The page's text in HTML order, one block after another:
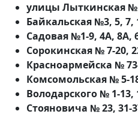
улицы Лыткинская №
Байкальская №3, 5, 7,
Садовая №1-9, 4А, 8А,
Сорокинская № 7-20,
Красноармейска №
Комсомольская № 5-
Володарского № 1-13,
Стояновича № 23, 31-